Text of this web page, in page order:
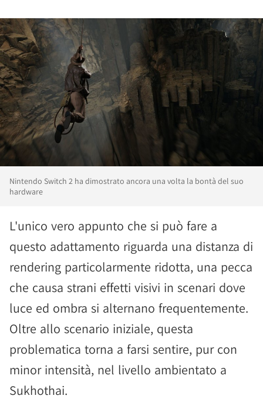
Nintendo Switch 2 ha dimostrato ancora una volta la bontà del suo
hardware
L'unico vero appunto che si può fare a
questo adattamento riguarda una distanza di
rendering particolarmente ridotta, una pecca
che causa strani effetti visivi in scenari dove
luce ed ombra si alternano frequentemente.
Oltre allo scenario iniziale, questa
problematica torna a farsi sentire, pur con
minor intensità, nel livello ambientato a
Sukhothai.